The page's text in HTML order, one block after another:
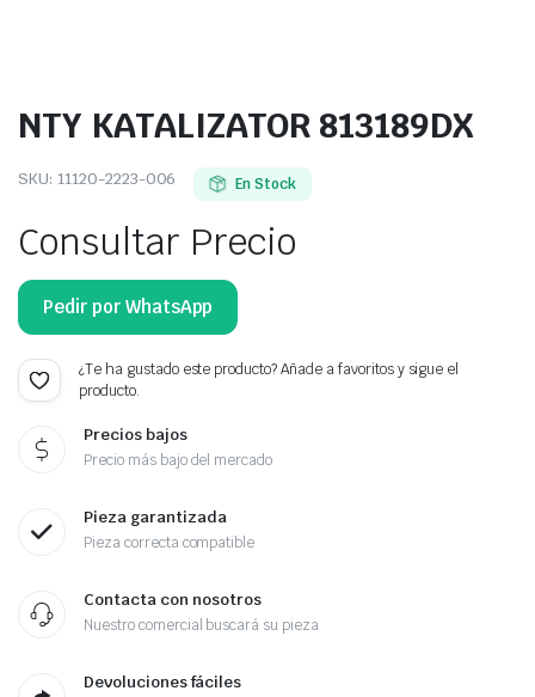
NTY KATALIZATOR 813189DX
SKU: 11120-2223-006 En Stock
Consultar Precio
Pedir por WhatsApp
¿Te ha gustado este producto? Añade a favoritos y sigue el
producto.
Precios bajos
Precio más bajo del mercado
Pieza garantizada
Pieza correcta compatible
Contacta con nosotros
Nuestro comercial buscará su pieza
Devoluciones fáciles